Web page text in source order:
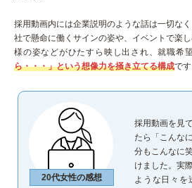
採用動画内には企業説明のような話は一切な
社で懸命に働くサインの姿や、イベントで楽
様の姿などがひたすら映し出され、就職希
ら・・・」という想像力を掻き立てる構成です
20代女性の感想
採用動画を見
たら「こんな
分もこんなに
けました。実
ような日々を